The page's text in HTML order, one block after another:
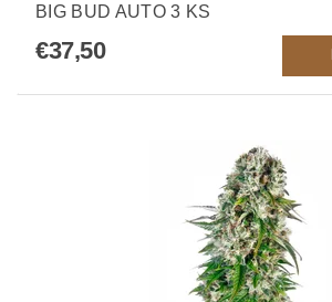
BIG BUD AUTO 3 KS
€37,50